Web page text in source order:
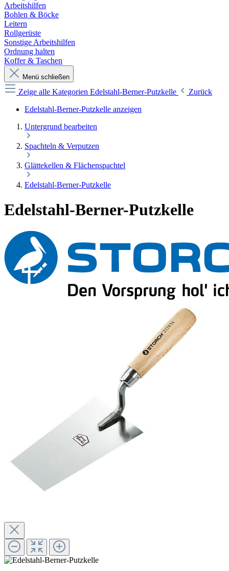
Arbeitshilfen
Bohlen & Böcke
Leitern
Rollgerüste
Sonstige Arbeitshilfen
Ordnung halten
Koffer & Taschen
Menü schließen
Zeige alle Kategorien Edelstahl-Berner-Putzkelle
Zurück
Edelstahl-Berner-Putzkelle anzeigen
Untergrund bearbeiten
Spachteln & Verputzen
Glättekellen & Flächenspachtel
Edelstahl-Berner-Putzkelle
Edelstahl-Berner-Putzkelle